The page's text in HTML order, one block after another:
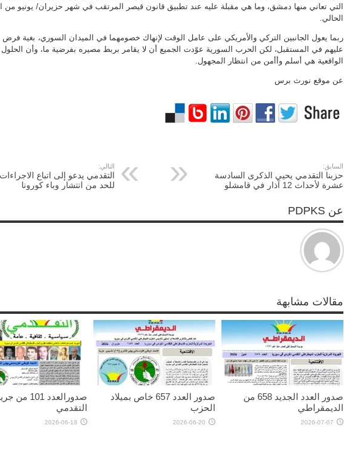
التي تعاني منها دمشق، وما هي مقبلة عليه عند تطبيق قانون قيصر المرتقب في شهر حزيران/ يونيو من
الحالي.
ربما يعول الجانبين التركي والأمريكي على عامل الوقت لإنهاك خصومهما في الميدان السوري، بغية فرض
عليهم في المستقبل، لكن الحرب السورية عوّدت الجميع أن لا يقامر بربط مصيره بفرضية ما، وأن الحلول
الواقعية هي أسلم وأأمن من انتظار المجهول.
عن موقع نورث برس
السابق:
حزبنا التقدمي يحيي الذكرى السادسة
عشرة لأحداث 12 آذار في قامشلو
التالي:
التقدمي يدعو إلى اتباع
للحد من انتشار وباء كورونا
عن PDPKS
مقالات مشابهة
صدور العدد الجديد 658 من
الديمقراطي
2026-07-07
صدور العدد 657 خاص بميلاد
الحزب
2026-06-20
صدورالعدد 101
التقدمي
2026-06-18